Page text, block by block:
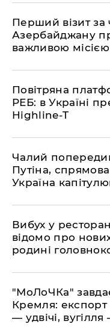
​Перший візит за
Азербайджану
важливою місією
​Повітряна
РЕБ: в Україні
Highline-T
​Чалий
Путіна,
Україна
​Вибух у
відомо про
родині
​"МоЛоЧКа"
Кремля: експорт
— удвічі,